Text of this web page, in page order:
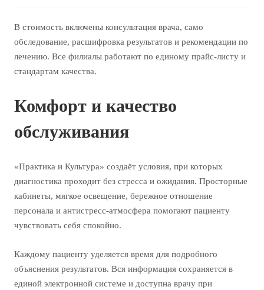
В стоимость включены консультация врача, само
обследование, расшифровка результатов и рекомендации по
лечению. Все филиалы работают по единому прайс-листу и
стандартам качества.
Комфорт и качество
обслуживания
«Практика и Культура» создаёт условия, при которых
диагностика проходит без стресса и ожидания. Просторные
кабинеты, мягкое освещение, бережное отношение
персонала и антистресс-атмосфера помогают пациенту
чувствовать себя спокойно.
Каждому пациенту уделяется время для подробного
объяснения результатов. Вся информация сохраняется в
единой электронной системе и доступна врачу при